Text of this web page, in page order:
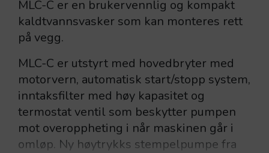
MLC-C er en brukervennlig og kompakt
kaldtvannsvasker som kan monteres rett
på vegg.
MLC-C er utstyrt med hovedbryter med
motorvern, automatisk start/stopp system,
inntaksfilter med høy kapasitet og
termostat ventil som beskytter pumpen
mot overoppheting i når maskinen går i
omløp. Ny høytrykks stempelpumpe fra